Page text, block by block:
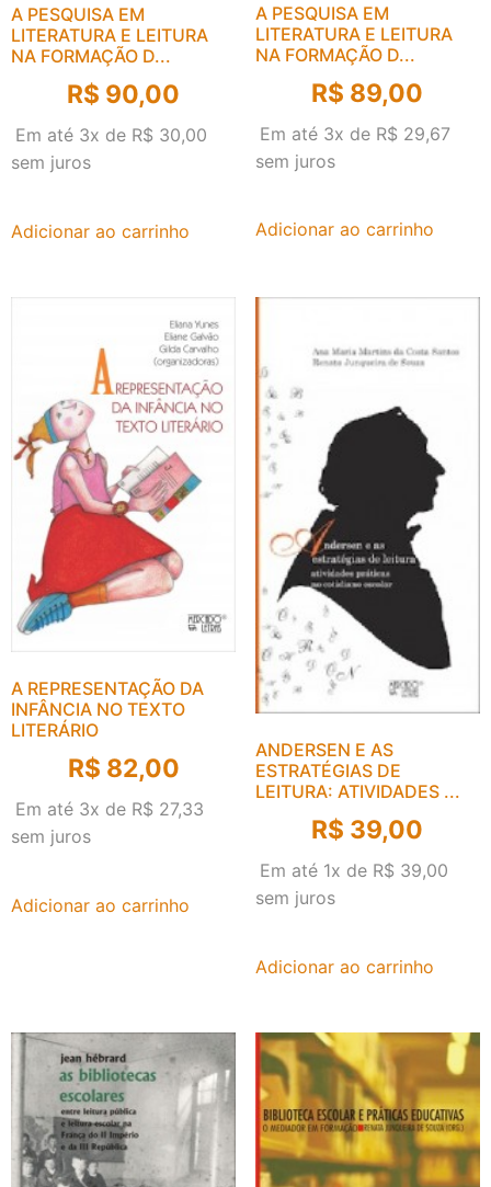
A PESQUISA EM
LITERATURA E LEITURA
NA FORMAÇÃO D...
R$ 90,00
Em até 3x de R$ 30,00
sem juros
Adicionar ao carrinho
A PESQUISA EM
LITERATURA E LEITURA
NA FORMAÇÃO D...
R$ 89,00
Em até 3x de R$ 29,67
sem juros
Adicionar ao carrinho
A REPRESENTAÇÃO DA
INFÂNCIA NO TEXTO
LITERÁRIO
R$ 82,00
Em até 3x de R$ 27,33
sem juros
Adicionar ao carrinho
ANDERSEN E AS
ESTRATÉGIAS DE
LEITURA: ATIVIDADES ...
R$ 39,00
Em até 1x de R$ 39,00
sem juros
Adicionar ao carrinho